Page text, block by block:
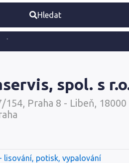
Hledat
spol. s
154, Praha 8 - Libeň, 18000
lisování, potisk, vypalování